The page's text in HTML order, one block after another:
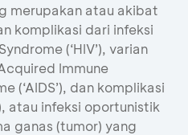
merupakan atau akibat
komplikasi dari infeksi
(‘HIV’), varian
Immune
(‘AIDS’), dan komplikasi
atau infeksi oportunistik
ganas (tumor) yang